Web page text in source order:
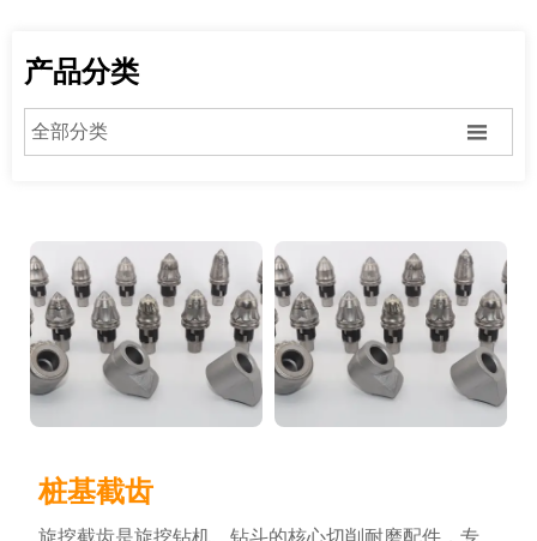
产品分类
全部分类 
桩基截齿
旋挖截齿是旋挖钻机、钻斗的核心切削耐磨配件，专